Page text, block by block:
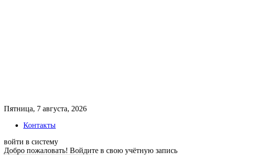
Пятница, 7 августа, 2026
Контакты
войти в систему
Добро пожаловать! Войдите в свою учётную запись